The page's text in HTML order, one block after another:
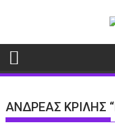
ΑΝΔΡΕΑΣ ΚΡΙΛΗΣ